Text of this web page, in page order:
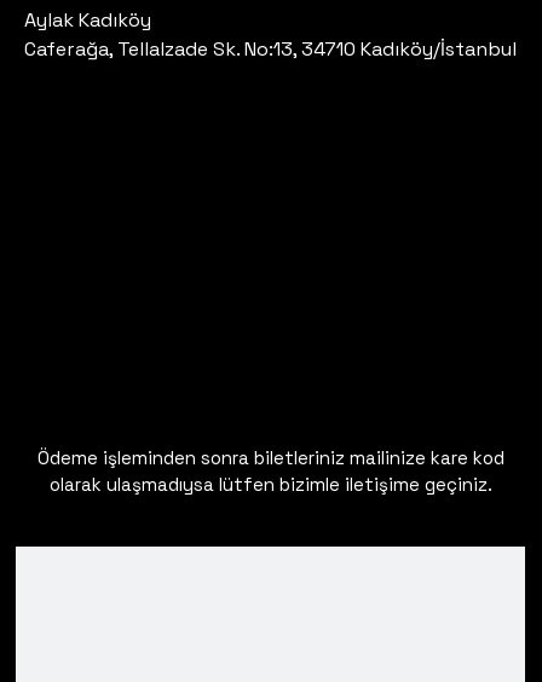
Aylak Kadıköy
Caferağa, Tellalzade Sk. No:13, 34710 Kadıköy/İstanbul
Ödeme işleminden sonra biletleriniz mailinize kare kod
olarak ulaşmadıysa lütfen bizimle iletişime geçiniz.